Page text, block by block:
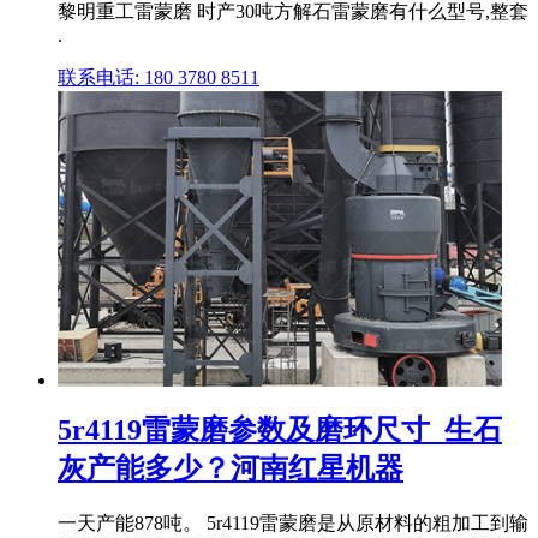
黎明重工雷蒙磨 时产30吨方解石雷蒙磨有什么型号,整套
.
联系电话: 180 3780 8511
5r4119雷蒙磨参数及磨环尺寸_生石
灰产能多少？河南红星机器
一天产能878吨。 5r4119雷蒙磨是从原材料的粗加工到输